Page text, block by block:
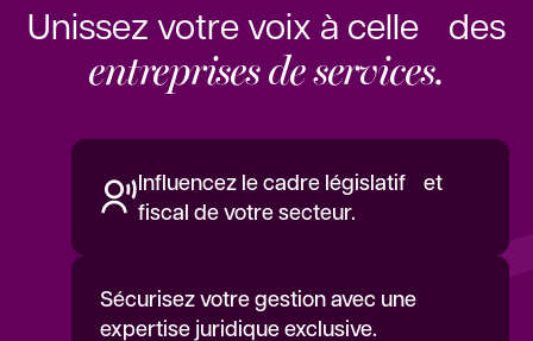
Unissez votre voix à celle des
entreprises de services.
Influencez le cadre législatif et
fiscal de votre secteur.
Sécurisez votre gestion avec une
expertise juridique exclusive.